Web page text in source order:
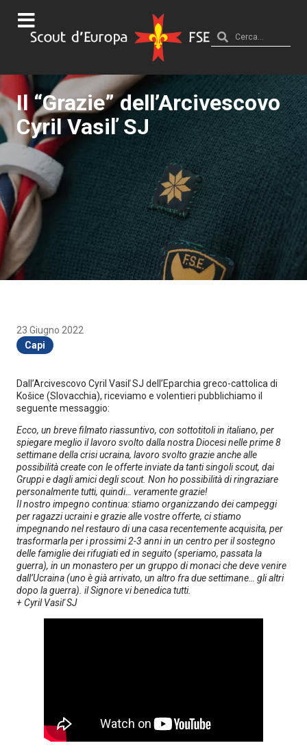
Il “Grazie” dell’Arcivescovo
Cyril Vasiľ SJ
23 Giugno 2022
Capi
Dall’Arcivescovo Cyril Vasiľ SJ dell’Eparchia greco-cattolica di
Košice (Slovacchia), riceviamo e volentieri pubblichiamo il
seguente messaggio:
Ecco, un breve filmato riassuntivo, con sottotitoli in italiano, per
spiegare meglio il lavoro svolto dalla nostra Diocesi nelle prime 8
settimane della crisi ucraina, lavoro svolto grazie anche alle
possibilità create con le offerte inviate da tanti singoli scout, dai
Gruppi e dagli amici degli scout. Non ho possibilità di ringraziare
personalmente tutti, quindi… veramente grazie!
Il nostro impegno continua: stiamo organizzando dei campeggi
per ragazzi ucraini e grazie alle vostre offerte, ci stiamo
impegnando nel restauro di una casa recentemente acquisita, per
trasformarla per i prossimi 2-3 anni in un centro per il sostegno
delle famiglie dei rifugiati ed in seguito (speriamo, passata la
guerra), in un monastero per un gruppo di monaci che deve venire
dall’Ucraina (uno è già arrivato, un altro fra due settimane… gli altri
dopo la guerra). il Signore vi benedica tutti.
+ Cyril Vasiľ SJ